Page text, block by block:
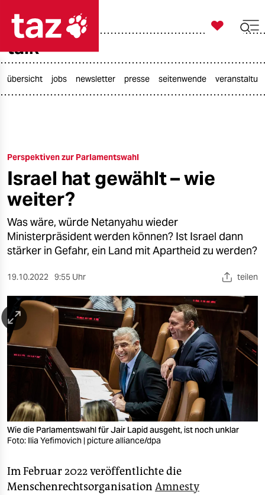
taz zahl ich
öko
gesellschaft
kultur
sport
nord
wahrheit
verlag
verlag
veranstaltungen
shop
fragen & hilfe
unterstützen
abo

taz zahl ich
talk
übersicht jobs newsletter presse seitenwende
Perspektiven zur Parlamentswahl
Israel hat gewählt – wie
weiter?
Was wäre, würde Netanyahu wieder
Ministerpräsident werden können? Ist Israel dann
stärker in Gefahr, ein Land mit Apartheid zu werden?
19.10.2022 9:55 Uhr teilen
Wie die Parlamentswahl für Jair Lapid ausgeht, ist noch unklar
Foto: Ilia Yefimovich | picture alliance/dpa
Im Februar 2022 veröffentlichte die
Menschenrechtsorganisation Amnesty